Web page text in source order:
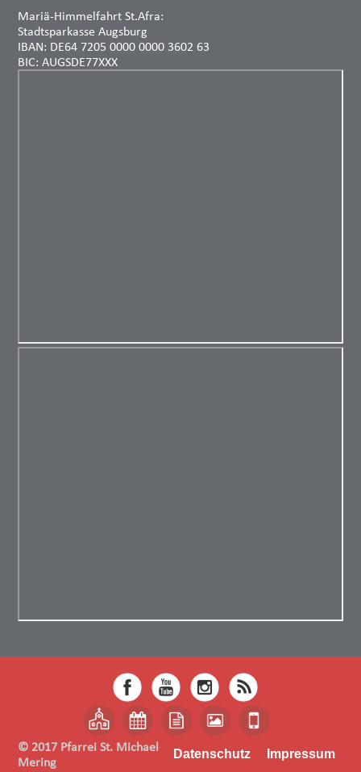
Mariä-Himmelfahrt St.Afra:
Stadtsparkasse Augsburg
IBAN: DE64 7205 0000 0000 3602 63
BIC: AUGSDE77XXX
© 2017 Pfarrei St. Michael
Mering
Datenschutz Impressum